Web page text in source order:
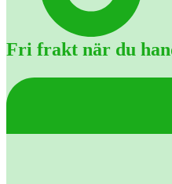
Fri frakt när du